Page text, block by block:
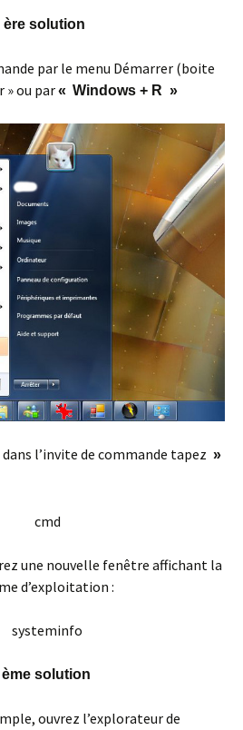
ère solution
par le menu Démarrer (boite
» ou par« Windows + R »
l’invite de commande tapez »
une nouvelle fenêtre affichant la
d’exploitation :
ème solution
ouvrez l’explorateur de